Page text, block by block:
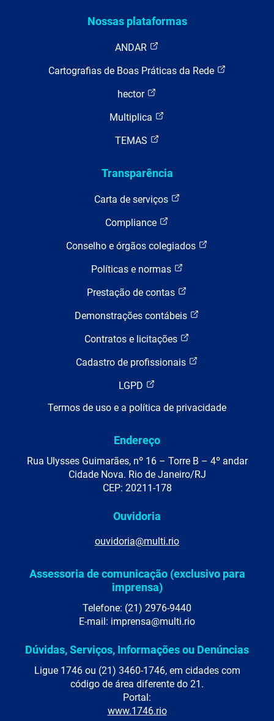
Nossas plataformas
ANDAR
Cartografias de Boas Práticas da Rede
hector
Multiplica
TEMAS
Transparência
Carta de serviços
Compliance
Conselho e órgãos colegiados
Políticas e normas
Prestação de contas
Demonstrações contábeis
Contratos e licitações
Cadastro de profissionais
LGPD
Termos de uso e a política de privacidade
Endereço
Rua Ulysses Guimarães, nº 16 – Torre B – 4º andar
Cidade Nova. Rio de Janeiro/RJ
CEP: 20211-178
Ouvidoria
ouvidoria@multi.rio
Assessoria de comunicação (exclusivo para
imprensa)
Telefone: (21) 2976-9440
E-mail: imprensa@multi.rio
Dúvidas, Serviços, Informações ou Denúncias
Ligue 1746 ou (21) 3460-1746, em cidades com
código de área diferente do 21.
Portal:
www.1746.rio